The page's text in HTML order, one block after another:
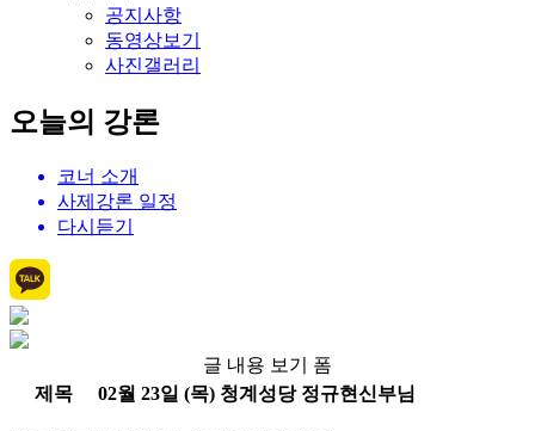
공지사항
동영상보기
사진갤러리
오늘의 강론
코너 소개
사제강론 일정
다시듣기
글 내용 보기 폼
제목
02월 23일 (목) 청계성당 정규현신부님